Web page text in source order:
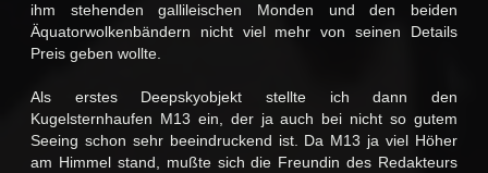
ihm stehenden gallileischen Monden und den beiden
Äquatorwolkenbändern nicht viel mehr von seinen Details
Preis geben wollte.
Als erstes Deepskyobjekt stellte ich dann den
Kugelsternhaufen M13 ein, der ja auch bei nicht so gutem
Seeing schon sehr beeindruckend ist. Da M13 ja viel Höher
am Himmel stand, mußte sich die Freundin des Redakteurs